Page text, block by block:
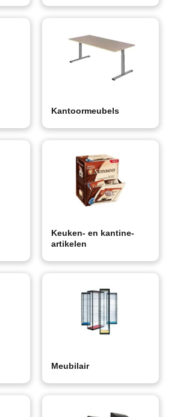
Kantoormeubels
Keuken- en kantine-
artikelen
Meubilair